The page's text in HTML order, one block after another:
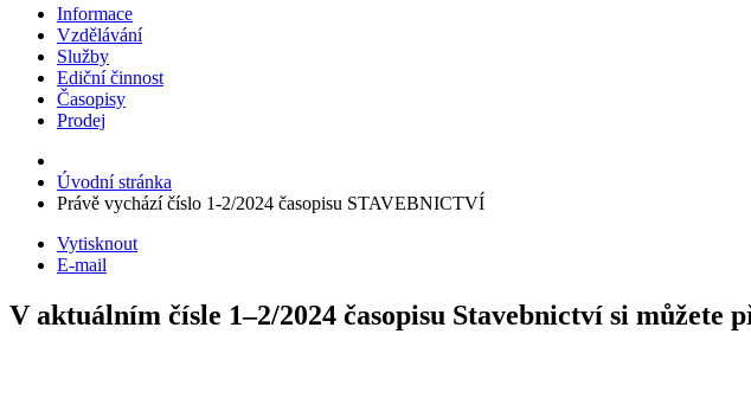
Informace
Vzdělávání
Služby
Ediční činnost
Časopisy
Prodej
Úvodní stránka
Právě vychází číslo 1-2/2024 časopisu STAVEBNICTVÍ
Vytisknout
E-mail
V aktuálním čísle 1–2/2024 časopisu Stavebnictví si můžete